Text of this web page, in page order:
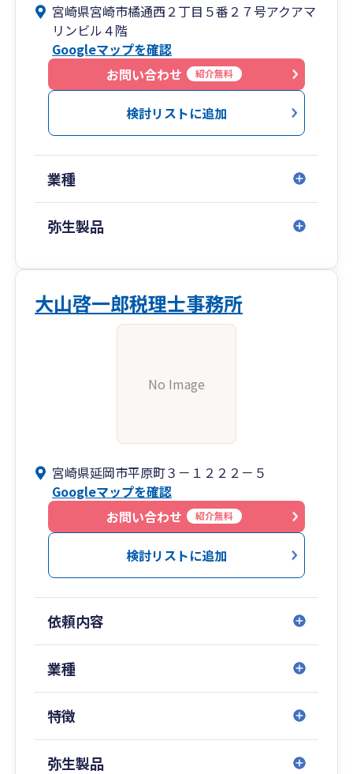
宮崎県宮崎市橘通西２丁目５番２７号アクアマ
リンビル４階
Googleマップを確認
お問い合わせ
紹介無料
検討リストに追加
業種
弥生製品
大山啓一郎税理士事務所
No Image
宮崎県延岡市平原町３－１２２２－５
Googleマップを確認
お問い合わせ
紹介無料
検討リストに追加
依頼内容
業種
特徴
弥生製品